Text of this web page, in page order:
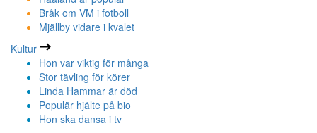
Bråk om VM i fotboll
Mjällby vidare i kvalet
Kultur
Hon var viktig för många
Stor tävling för körer
Linda Hammar är död
Populär hjälte på bio
Hon ska dansa i tv